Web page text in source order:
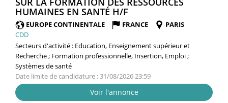
HUMAINES EN SANTÉ H/F
FENÊTRE)
EUROPE CONTINENTALE FRANCE
PARIS
CDD
Secteurs d'activité : Education, Enseignement supérieur et
Recherche ; Formation professionnelle, Insertion, Emploi ;
Systèmes de santé
Date limite de candidature : 31/08/2026 23:59
Voir l'annonce